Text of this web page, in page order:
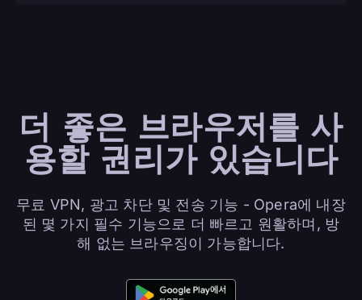
더 좋은 브라우저를 사
용할 권리가 있습니다
무료 VPN, 광고 차단 및 전송 기능 - Opera에 내장
된 몇 가지 필수 기능으로 더 빠르고 원활하며, 방
해 없는 브라우징이 가능합니다.